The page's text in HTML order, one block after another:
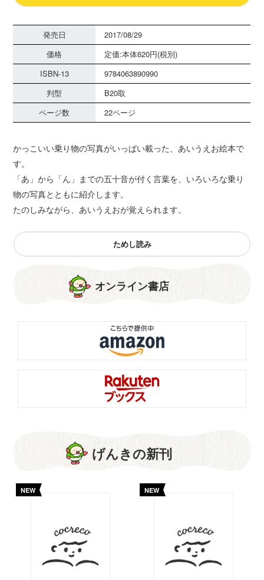
発売日
2017/08/29
価格
定価:本体620円(税別)
ISBN-13
9784063890990
判型
B20取
ページ数
22ページ
かっこいい乗り物の写真がいっぱい載った、あいうえお絵本で
す。
「あ」から「ん」までの五十音が付く言葉を、いろいろな乗り
物の写真とともに紹介します。
たのしみながら、あいうえおが覚えられます。
ためし読み
オンライン書店
げんきの新刊
NEW NEW